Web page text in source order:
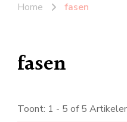
Home fasen
fasen
Toont: 1 - 5 of 5